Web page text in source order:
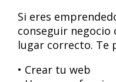
Si eres
conseguir negocio
lugar correcto. Te
• Crear tu web